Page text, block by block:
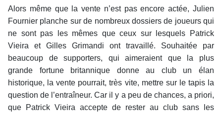
Alors même que la vente n’est pas encore actée, Julien
Fournier planche sur de nombreux dossiers de joueurs qui
ne sont pas les mêmes que ceux sur lesquels Patrick
Vieira et Gilles Grimandi ont travaillé. Souhaitée par
beaucoup de supporters, qui aimeraient que la plus
grande fortune britannique donne au club un élan
historique, la vente pourrait, très vite, mettre sur le tapis la
question de l’entraîneur. Car il y a peu de chances, a priori,
que Patrick Vieira accepte de rester au club sans les